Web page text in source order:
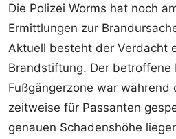
Die Polizei Worms hat noch
Ermittlungen zur
Aktuell besteht der Verdacht
Brandstiftung. Der betroffene
Fußgängerzone war während
zeitweise für Passanten
genauen Schadenshöhe